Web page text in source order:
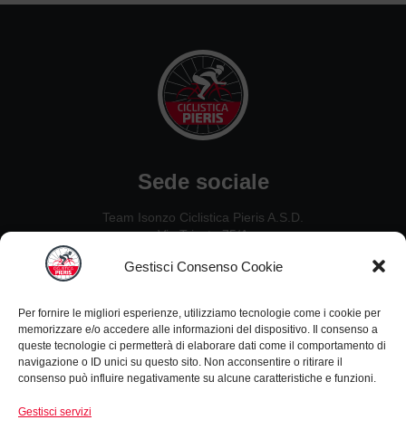
Gestisci Consenso Cookie
Per fornire le migliori esperienze, utilizziamo tecnologie come i cookie per
memorizzare e/o accedere alle informazioni del dispositivo. Il consenso a
queste tecnologie ci permetterà di elaborare dati come il comportamento di
navigazione o ID unici su questo sito. Non acconsentire o ritirare il
consenso può influire negativamente su alcune caratteristiche e funzioni.
Gestisci servizi
Sede sociale
Team Isonzo Ciclistica Pieris A.S.D.
Via Trieste 75/A
Ezio De Crignis: 328 2637451
Guido Carlet: 333 5342954
Nillo Canciani: 338 4933730
Leonardo Zanello: 347 4656952